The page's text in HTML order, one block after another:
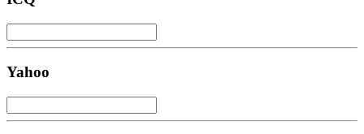
Yahoo